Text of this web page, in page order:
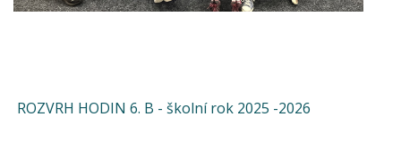
ROZVRH HODIN 6. B - školní rok 2025 -2026